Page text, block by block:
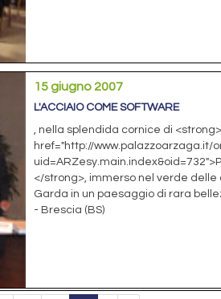
15 giugno 2007
L'ACCIAIO COME SOFTWARE
, nella splendida cornice di
href="http://www.palazzoarzaga.it/
</strong>, immerso nel verde delle
Garda in un paesaggio di rara
- Brescia (BS)